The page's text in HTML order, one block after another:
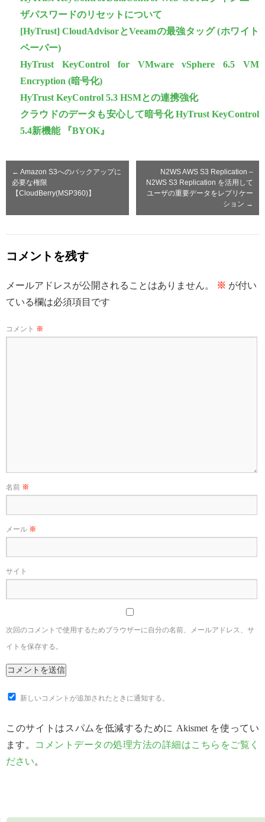
ザパスワードのリセットについて
[HyTrust] CloudAdvisorとVeeamの最強タッグ (ホワイト
ペーパー)
HyTrust KeyControl for VMware vSphere 6.5 VM
Encryption (暗号化)
HyTrust KeyControl 5.3 HSMとの連携強化
クラウドのデータも安心して暗号化 HyTrust KeyControl
5.4新機能 『BYOK』
← Amazon S3へのバックアップに
必要な権限
【CloudBerry(MSP360)】
N2WS AWS S3 Replication –
N2WS S3 Replication を活用して
ユーザの重要データをレプリケー
ション →
コメントを残す
メールアドレスが公開されることはありません。 ※ が付い
ている欄は必須項目です
コメント ※
名前 ※
メール ※
サイト
次回のコメントで使用するためブラウザーに自分の名前、メールアドレス、サ
イトを保存する。
新しいコメントが追加されたときに通知する。
このサイトはスパムを低減するために Akismet を使ってい
ます。 コメントデータの処理方法の詳細はこちらをご覧く
ださい。